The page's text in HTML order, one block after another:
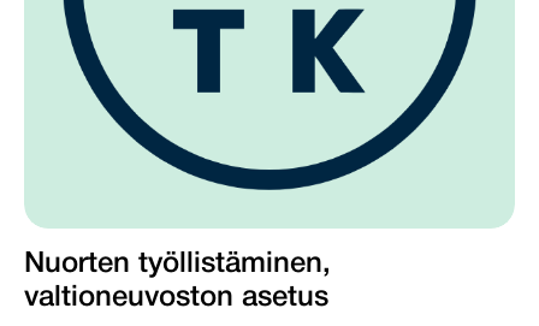
Nuorten työllistäminen,
valtioneuvoston asetus